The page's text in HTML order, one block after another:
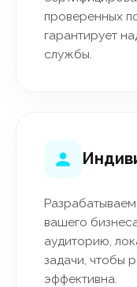
проверенных
гарантирует
службы.
вашего
аудиторию,
задачи, чтобы
эффективна.